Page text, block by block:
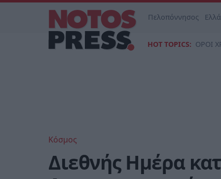
Πελοπόννησος
HOT TOPICS: ΟΡΟΙ
Κόσμος
Διεθνής Ημέρα